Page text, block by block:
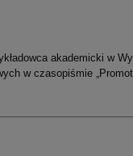
akademicki w
w czasopiśmie